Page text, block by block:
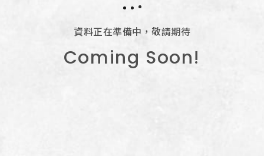
資料正在準備中，敬請期待
Coming Soon!